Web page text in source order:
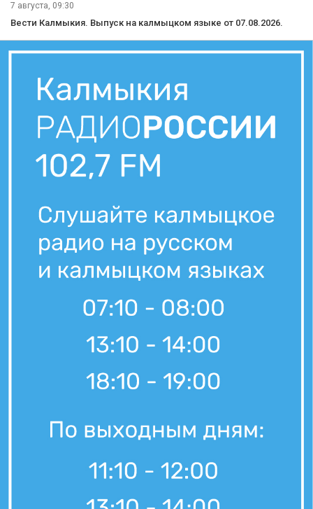
7 августа, 09:30
Вести Калмыкия. Выпуск на калмыцком языке от 07.08.2026.